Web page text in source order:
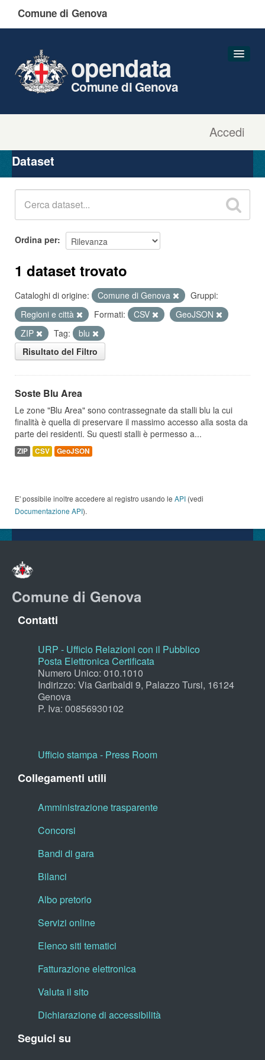
Comune di Genova
Accedi
opendata
Comune di Genova
Organizzazioni
Gruppi
Dataset
Ordina per
1 dataset trovato
Cataloghi di origine: Comune di Genova
Gruppi:
Regioni e città
Formati: CSV
GeoJSON
ZIP
Tag:
blu
Risultato del Filtro
Soste Blu Area
Le zone "Blu Area" sono contrassegnate da stalli blu la cui
finalità è quella di preservare il massimo accesso alla sosta da
parte dei residenti. Su questi stalli è permesso a...
ZIP CSV GeoJSON
E' possibile inoltre accedere al registro usando le API (vedi
Documentazione API).
Comune di Genova
Contatti
URP - Ufficio Relazioni con il Pubblico
Posta Elettronica Certificata
Numero Unico: 010.1010
Indirizzo: Via Garibaldi 9, Palazzo Tursi, 16124
Genova
P. Iva: 00856930102
Ufficio stampa - Press Room
Collegamenti utili
Amministrazione trasparente
Concorsi
Bandi di gara
Bilanci
Albo pretorio
Servizi online
Elenco siti tematici
Fatturazione elettronica
Valuta il sito
Dichiarazione di accessibilità
Seguici su